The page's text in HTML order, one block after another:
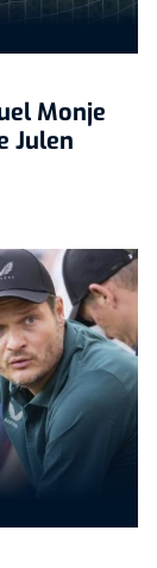
Monje
Julen